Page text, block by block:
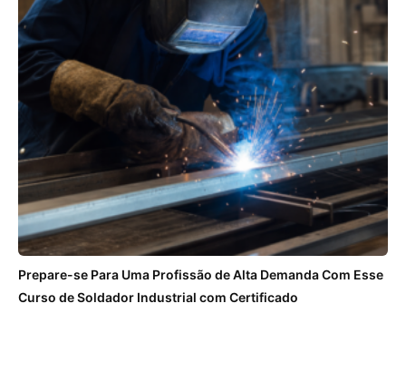
Prepare-se Para Uma Profissão de Alta Demanda Com Esse
Curso de Soldador Industrial com Certificado